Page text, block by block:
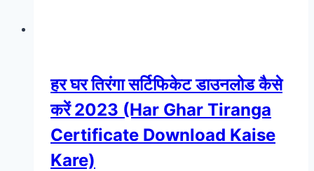
हर घर तिरंगा सर्टिफिकेट डाउनलोड कैसे
करें 2023 (Har Ghar Tiranga
Certificate Download Kaise
Kare)